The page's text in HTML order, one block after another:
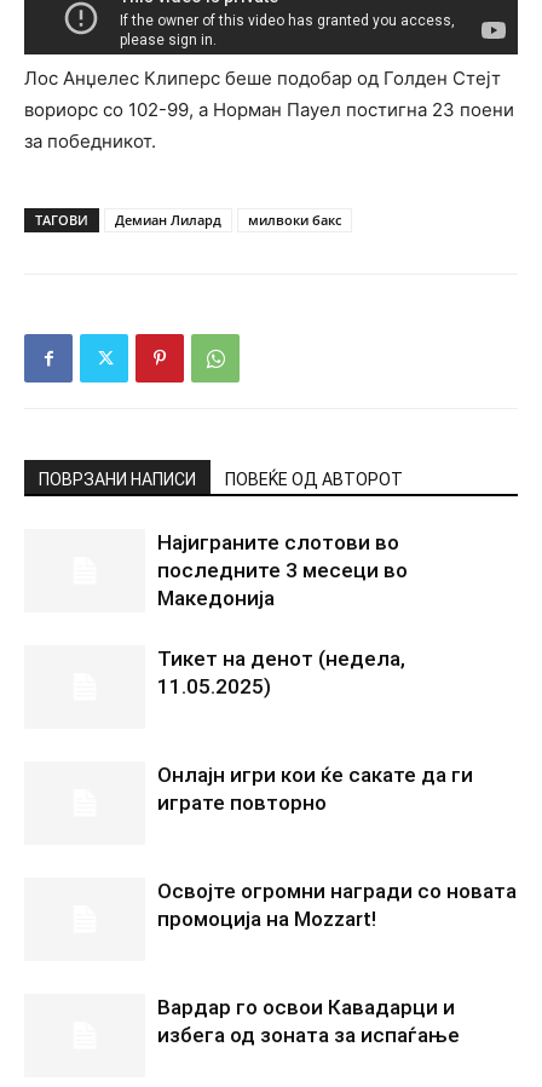
Лос Анџелес Клиперс беше подобар од Голден Стејт
вориорс со 102-99, а Норман Пауел постигна 23 поени
за победникот.
ТАГОВИ Демиан Лилард милвоки бакс
ПОВРЗАНИ НАПИСИ ПОВЕЌЕ ОД АВТОРОТ
Најиграните слотови во
последните 3 месеци во
Македонија
Тикет на денот (недела,
11.05.2025)
Онлајн игри кои ќе сакате да ги
играте повторно
Освојте огромни награди со новата
промоција на Mozzart!
Вардар го освои Кавадарци и
избега од зоната за испаѓање